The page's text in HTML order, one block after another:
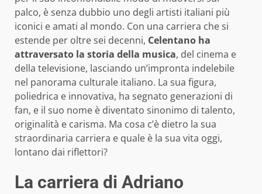
palco, è senza dubbio uno degli artisti italiani più
iconici e amati al mondo. Con una carriera che si
estende per oltre sei decenni, Celentano ha
attraversato la storia della musica, del cinema e
della televisione, lasciando un’impronta indelebile
nel panorama culturale italiano. La sua figura,
poliedrica e innovativa, ha segnato generazioni di
fan, e il suo nome è diventato sinonimo di talento,
originalità e carisma. Ma cosa c’è dietro la sua
straordinaria carriera e quale è la sua vita oggi,
lontano dai riflettori?
La carriera di Adriano